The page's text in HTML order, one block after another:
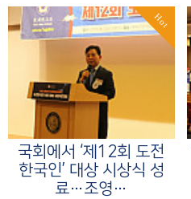
Hot
국회에서 ‘제12회 도전
한국인’ 대상 시상식 성
료…조영…